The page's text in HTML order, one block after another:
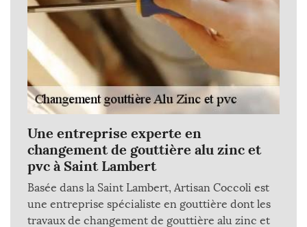
Une entreprise experte en
changement de gouttière alu zinc et
pvc à Saint Lambert
Basée dans la Saint Lambert, Artisan Coccoli est
une entreprise spécialiste en gouttière dont les
travaux de changement de gouttière alu zinc et